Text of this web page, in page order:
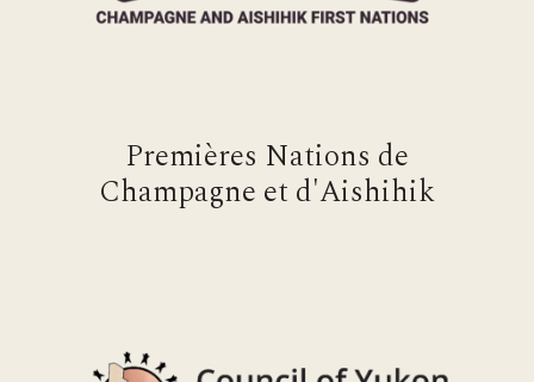
Premières Nations de
Champagne et d'Aishihik